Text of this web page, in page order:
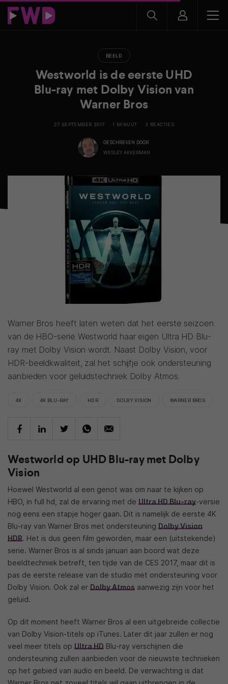
BEELD
Westworld is de eerste UHD
Blu-ray met Dolby Vision van
Warner Bros
27 SEPTEMBER 2017 1 MINUUT 3 REACTIES
GESCHREVEN DOOR
WESLEY AKKERMAN
Warner Bros heeft laten weten dat het eerste seizoen
van de HBO-serie Westworld haar eigen Ultra HD Blu-
ray met Dolby Vision wordt. Naast Dolby Vision, voor
HDR-beeldkwaliteit, zal het schijfje ook ondersteuning
aanbieden voor geluidstechniek Dolby Atmos.
4K 4K BLU-RAY HDR DOLBY VISION WARNER BROS
Westworld op UHD Blu-ray met Dolby
Vision
Hoewel Westworld al een genot was om naar te kijken op
HBO, in full hd, zal de ervaring met de Ultra HD Blu-ray-versie
nog eens een stapje hoger gaan. Dit is namelijk de eerste 4K
Blu-ray van Warner Bros met ondersteuning Dolby Vision
HDR. Het is dus geen film geworden, maar een (uitstekende)
serie. Warner Bros is al sinds januari aan boord wat deze
beeldtechniek betreft, ten tijde van de CES 2017, maar dit is
pas de eerste release van de studio met ondersteuning voor
Dolby Vision. Ook zal er Dolby Atmos aanwezig zijn voor het
geluid.
Op dit moment heeft Warner Bros al een uitgebreide collectie
van Dolby Vision-titels op iTunes. Later dit jaar zullen er nog
veel meer titels op Ultra HD Blu-ray verschijnen die
ondersteuning zullen aanbieden voor de nieuwste technieken
op het gebied van audio en beeld. De verwachting is dat